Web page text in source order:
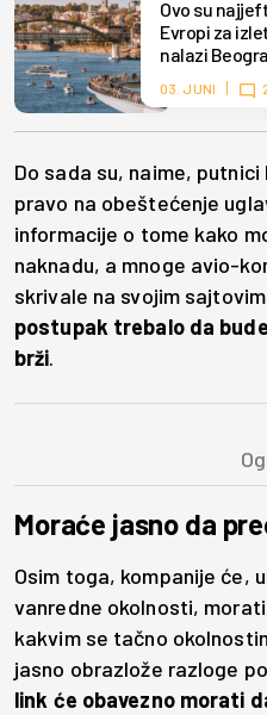
Ovo su
Evropi za
nalazi
03. JUNI
Do sada su, naime,
pravo na obeštećenje
informacije o tome kako
naknadu, a mnoge avio-
skrivale na svojim
postupak trebalo da
brži.
Moraće jasno da
Osim toga, kompanije će,
vanredne okolnosti,
kakvim se tačno
jasno obrazlože razloge
link će obavezno morati